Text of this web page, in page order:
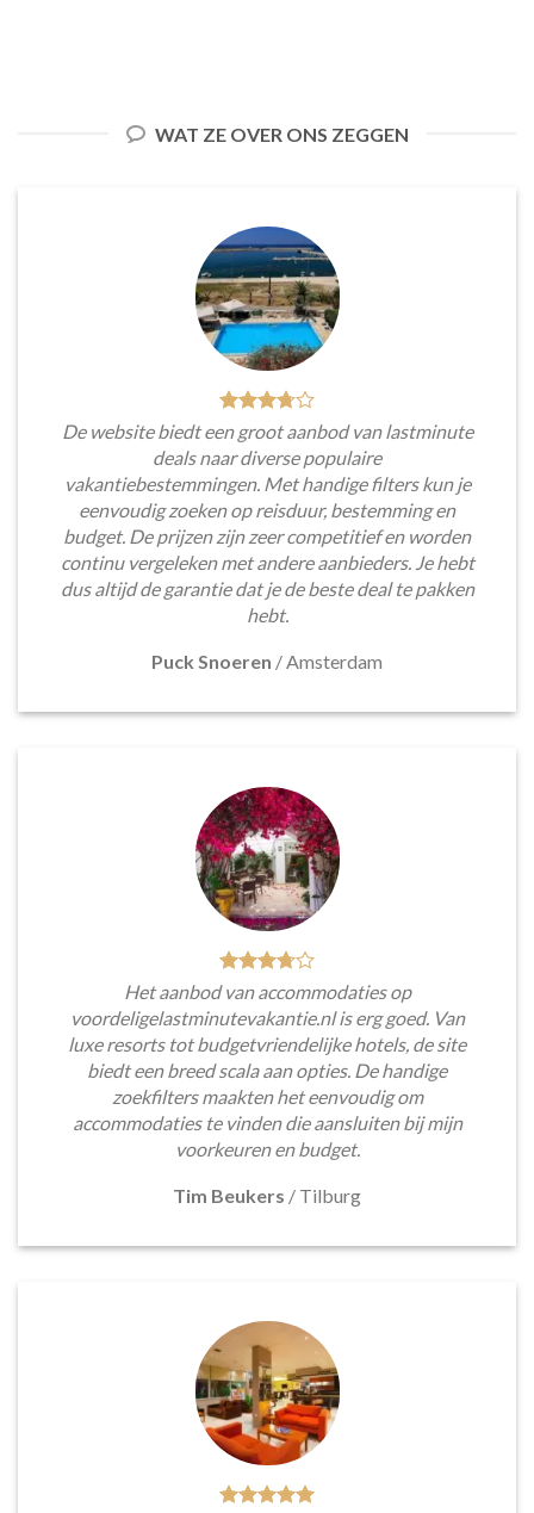
WAT ZE OVER ONS ZEGGEN
De website biedt een groot aanbod van lastminute
deals naar diverse populaire
vakantiebestemmingen. Met handige filters kun je
eenvoudig zoeken op reisduur, bestemming en
budget. De prijzen zijn zeer competitief en worden
continu vergeleken met andere aanbieders. Je hebt
dus altijd de garantie dat je de beste deal te pakken
hebt.
Puck Snoeren /Amsterdam
Het aanbod van accommodaties op
voordeligelastminutevakantie.nl is erg goed. Van
luxe resorts tot budgetvriendelijke hotels, de site
biedt een breed scala aan opties. De handige
zoekfilters maakten het eenvoudig om
accommodaties te vinden die aansluiten bij mijn
voorkeuren en budget.
Tim Beukers / Tilburg